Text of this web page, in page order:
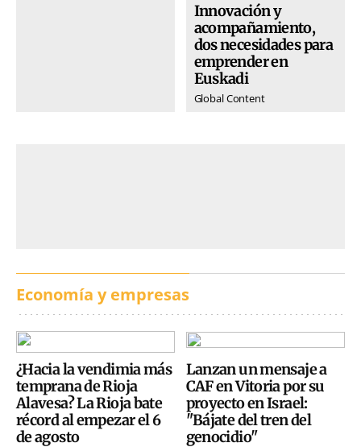
Innovación y
acompañamiento,
dos necesidades para
emprender en
Euskadi
Global Content
Economía y empresas
¿Hacia la vendimia más
temprana de Rioja
Alavesa? La Rioja bate
récord al empezar el 6
de agosto
Lanzan un mensaje a
CAF en Vitoria por su
proyecto en Israel:
"Bájate del tren del
genocidio"